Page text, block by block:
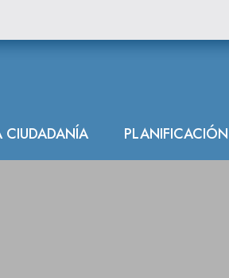
CIUDADANÍA PLANIFICACIÓN